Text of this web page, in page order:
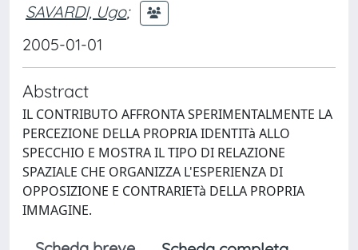
SAVARDI, Ugo;
2005-01-01
Abstract
IL CONTRIBUTO AFFRONTA SPERIMENTALMENTE LA
PERCEZIONE DELLA PROPRIA IDENTITà ALLO
SPECCHIO E MOSTRA IL TIPO DI RELAZIONE
SPAZIALE CHE ORGANIZZA L'ESPERIENZA DI
OPPOSIZIONE E CONTRARIETà DELLA PROPRIA
IMMAGINE.